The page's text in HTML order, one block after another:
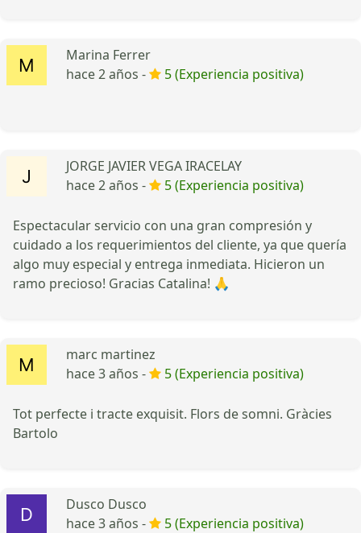
Marina Ferrer
hace 2 años -
5 (Experiencia positiva)
JORGE JAVIER VEGA IRACELAY
hace 2 años -
5 (Experiencia positiva)
Espectacular servicio con una gran compresión y
cuidado a los requerimientos del cliente, ya que quería
algo muy especial y entrega inmediata. Hicieron un
ramo precioso! Gracias Catalina! 🙏
marc martinez
hace 3 años -
5 (Experiencia positiva)
Tot perfecte i tracte exquisit. Flors de somni. Gràcies
Bartolo
Dusco Dusco
hace 3 años -
5 (Experiencia positiva)